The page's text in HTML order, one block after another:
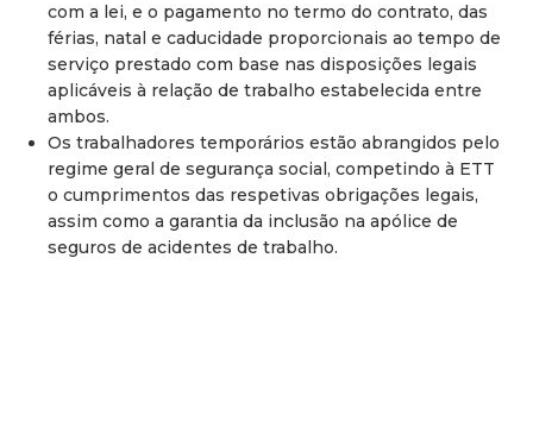
com a lei, e o pagamento no termo do contrato, das
férias, natal e caducidade proporcionais ao tempo de
serviço prestado com base nas disposições legais
aplicáveis à relação de trabalho estabelecida entre
ambos.
Os trabalhadores temporários estão abrangidos pelo
regime geral de segurança social, competindo à ETT
o cumprimentos das respetivas obrigações legais,
assim como a garantia da inclusão na apólice de
seguros de acidentes de trabalho.